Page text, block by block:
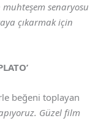
senaryosu
çıkarmak için
beğeni toplayan
Güzel film